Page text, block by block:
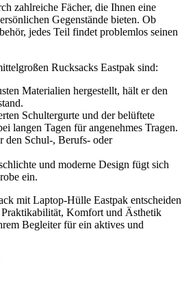
zahlreiche Fächer, die Ihnen eine
Gegenstände bieten. Ob
jedes Teil findet problemlos seinen
Rucksacks Eastpak sind:
Materialien hergestellt, hält er den
Schultergurte und der belüftete
langen Tagen für angenehmes Tragen.
den Schul-, Berufs- oder
und moderne Design fügt sich
ein.
mit Laptop-Hülle Eastpak entscheiden
Praktikabilität, Komfort und Ästhetik
Begleiter für ein aktives und